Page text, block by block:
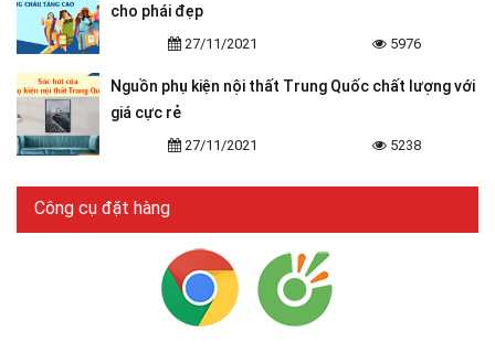
cho phái đẹp
27/11/2021 5976
Nguồn phụ kiện nội thất Trung Quốc chất lượng với
giá cực rẻ
27/11/2021 5238
Công cụ đặt hàng